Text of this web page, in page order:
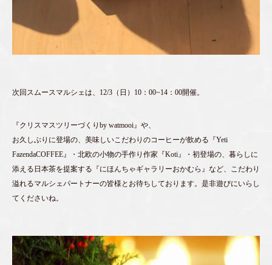
次回スムースマルシェは、12/3（日）10：00~14：00開催。
『クリスマスツリーづくりby watmooi』や、
お久しぶりに登場の、美味しいこだわりのコーヒーが飲める『Yeti
FazendaCOFFEE』・北欧の小物の手作り作家『Koti』・初登場の、暮らしに
添える日本茶を提案する『にほんちゃギャラリーおかむら』など、こだわり
溢れるマルシェパートナーの皆様とお待ちしております。是非遊びにいらし
てくださいね。